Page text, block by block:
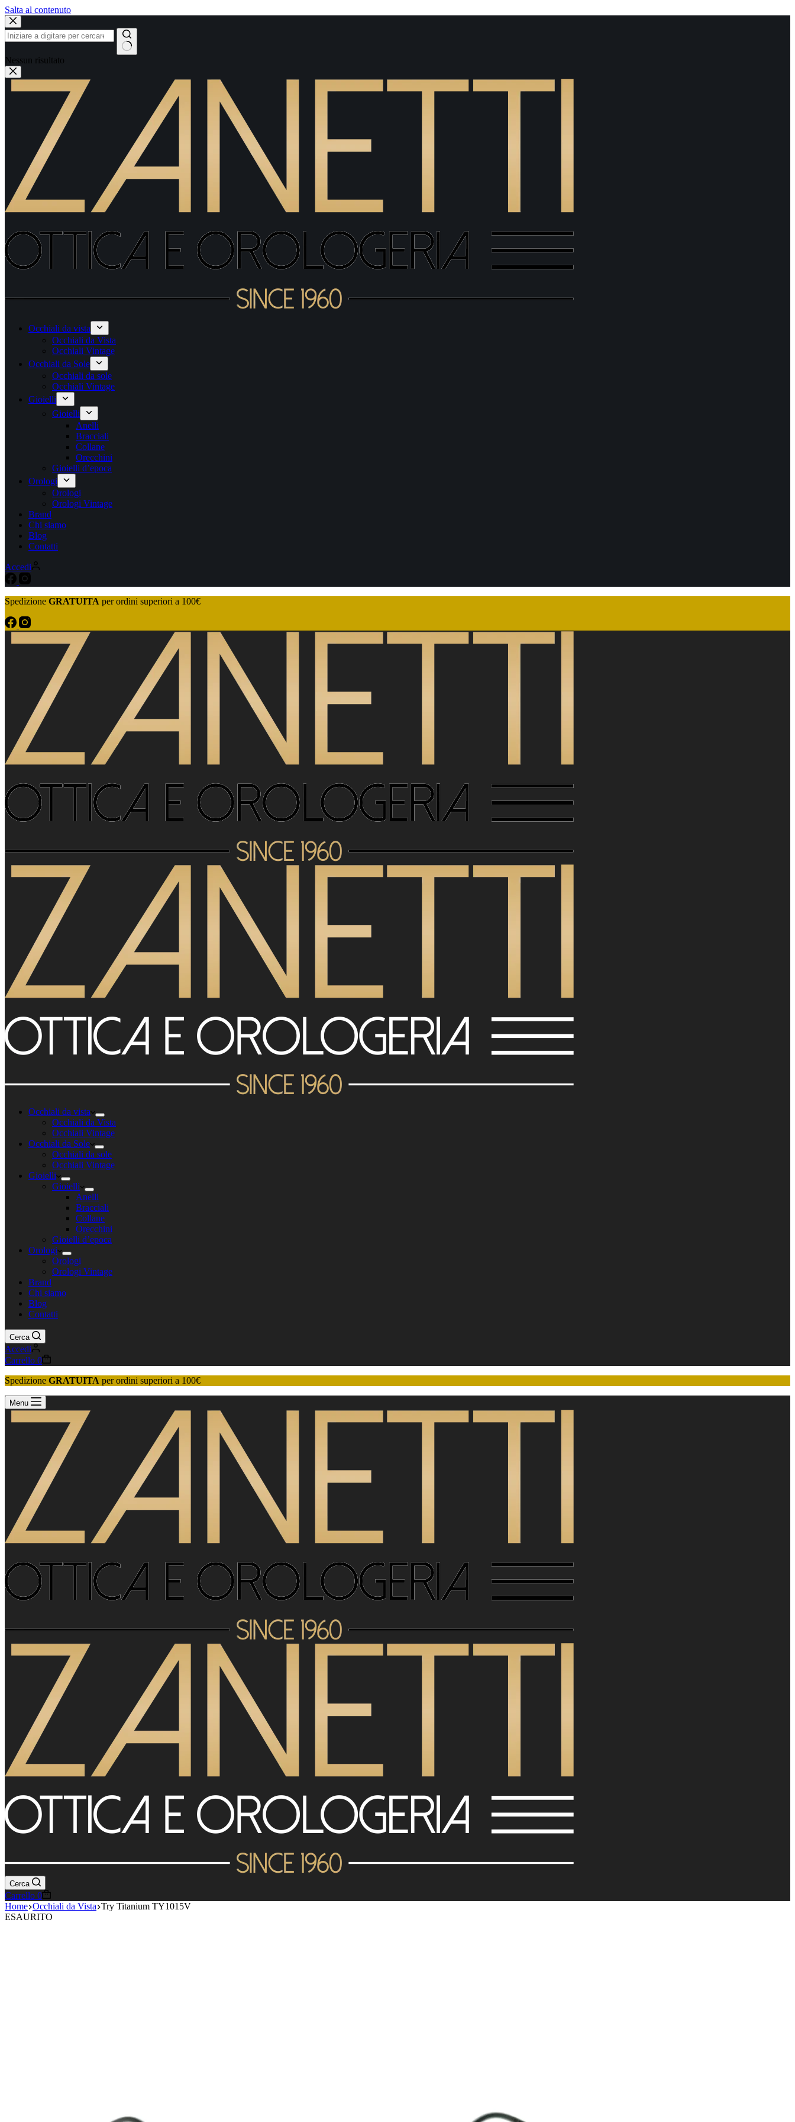
Salta al contenuto
Nessun risultato
Occhiali da vista
Occhiali da Vista
Occhiali Vintage
Occhiali da Sole
Occhiali da sole
Occhiali Vintage
Gioielli
Gioielli
Anelli
Bracciali
Collane
Orecchini
Gioielli d’epoca
Orologi
Orologi
Orologi Vintage
Brand
Chi siamo
Blog
Contatti
Accedi
Spedizione GRATUITA per ordini superiori a 100€
Occhiali da vista
Occhiali da Vista
Occhiali Vintage
Occhiali da Sole
Occhiali da sole
Occhiali Vintage
Gioielli
Gioielli
Anelli
Bracciali
Collane
Orecchini
Gioielli d’epoca
Orologi
Orologi
Orologi Vintage
Brand
Chi siamo
Blog
Contatti
Cerca
Accedi
Carrello 0
Spedizione GRATUITA per ordini superiori a 100€
Menu
Cerca
Carrello 0
Home Occhiali da Vista Try Titanium TY1015V
ESAURITO